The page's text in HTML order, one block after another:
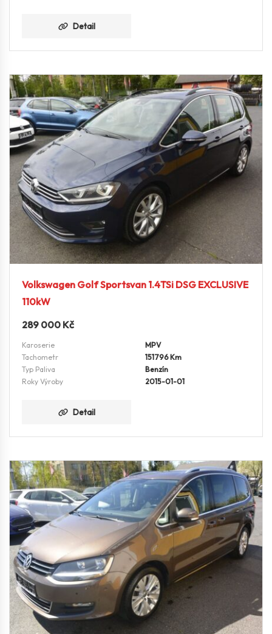
Detail
Volkswagen Golf Sportsvan 1.4TSi DSG EXCLUSIVE
110kW
289 000 Kč
Karoserie
MPV
Tachometr
151796 Km
Typ Paliva
Benzín
Roky Výroby
2015-01-01
Detail